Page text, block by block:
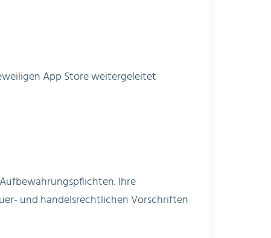
App Store weitergeleitet
Ihre
und handelsrechtlichen Vorschriften